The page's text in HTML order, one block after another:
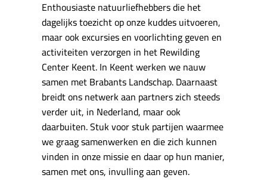
Enthousiaste natuurliefhebbers die het
dagelijks toezicht op onze kuddes uitvoeren,
maar ook excursies en voorlichting geven en
activiteiten verzorgen in het Rewilding
Center Keent. In Keent werken we nauw
samen met Brabants Landschap. Daarnaast
breidt ons netwerk aan partners zich steeds
verder uit, in Nederland, maar ook
daarbuiten. Stuk voor stuk partijen waarmee
we graag samenwerken en die zich kunnen
vinden in onze missie en daar op hun manier,
samen met ons, invulling aan geven.